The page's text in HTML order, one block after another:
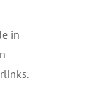
in
.